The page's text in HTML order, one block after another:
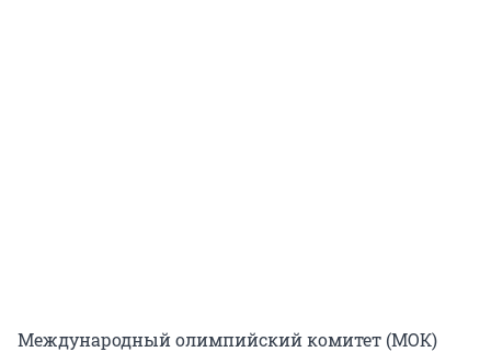
Международный олимпийский комитет (МОК)